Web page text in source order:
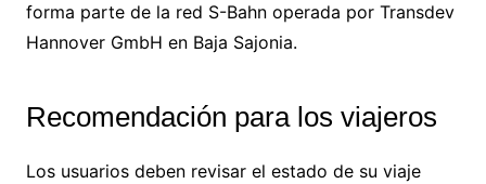
forma parte de la red S-Bahn operada por Transdev
Hannover GmbH en Baja Sajonia.
Recomendación para los viajeros
Los usuarios deben revisar el estado de su viaje